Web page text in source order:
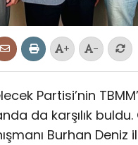
+ -
Partisi’nin
da karşılık
Burhan